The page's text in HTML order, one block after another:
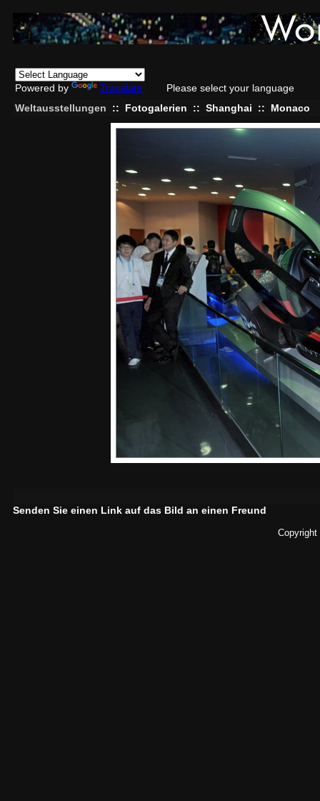
Powered by Translate
Please select your language
Weltausstellungen
:: Fotogalerien :: Shanghai :: Monaco
Senden Sie einen Link auf das Bild an einen Freund